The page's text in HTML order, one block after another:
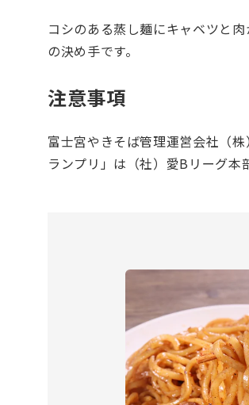
コシのある蒸し麺にキャベツと
の決め手です。
注意事項
富士宮やきそば管理運営会社（
ランプリ」は（社）愛Bリーグ本